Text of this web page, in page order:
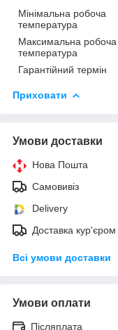
Мінімальна робоча
температура
Максимальна робоча
температура
Гарантійний термін
Приховати
Умови доставки
Нова Пошта
Самовивіз
Delivery
Доставка кур'єром
Всі умови доставки
Умови оплати
Післяплата